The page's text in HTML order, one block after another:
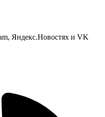
Яндекс.Новостях и VK